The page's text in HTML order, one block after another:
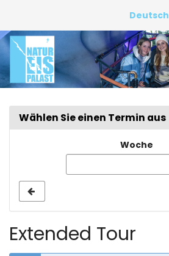
Inhalt
springen
Deutsch
Extended
Tour
Wählen Sie einen Termin aus
Woche
Extended Tour